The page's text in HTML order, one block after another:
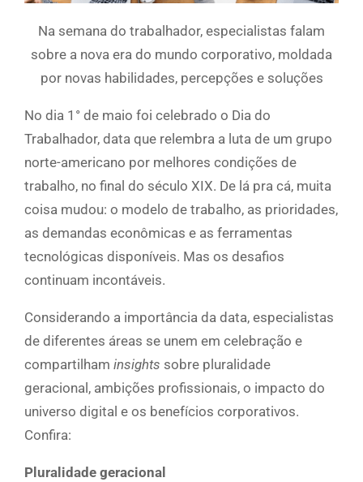
Na semana do trabalhador, especialistas falam
sobre a nova era do mundo corporativo, moldada
por novas habilidades, percepções e soluções
No dia 1° de maio foi celebrado o Dia do
Trabalhador, data que relembra a luta de um grupo
norte-americano por melhores condições de
trabalho, no final do século XIX. De lá pra cá, muita
coisa mudou: o modelo de trabalho, as prioridades,
as demandas econômicas e as ferramentas
tecnológicas disponíveis. Mas os desafios
continuam incontáveis.
Considerando a importância da data, especialistas
de diferentes áreas se unem em celebração e
compartilham insights sobre pluralidade
geracional, ambições profissionais, o impacto do
universo digital e os benefícios corporativos.
Confira:
Pluralidade geracional